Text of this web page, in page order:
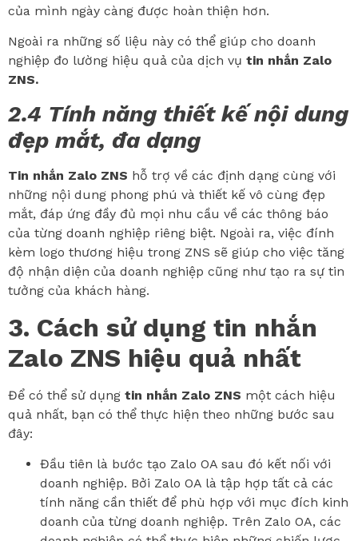
của mình ngày càng được hoàn thiện hơn.
Ngoài ra những số liệu này có thể giúp cho doanh
nghiệp đo lường hiệu quả của dịch vụ tin nhắn Zalo
ZNS.
2.4 Tính năng thiết kế nội dung
đẹp mắt, đa dạng
Tin nhắn Zalo ZNS hỗ trợ về các định dạng cùng với
những nội dung phong phú và thiết kế vô cùng đẹp
mắt, đáp ứng đầy đủ mọi nhu cầu về các thông báo
của từng doanh nghiệp riêng biệt. Ngoài ra, việc đính
kèm logo thương hiệu trong ZNS sẽ giúp cho việc tăng
độ nhận diện của doanh nghiệp cũng như tạo ra sự tin
tưởng của khách hàng.
3. Cách sử dụng tin nhắn
Zalo ZNS hiệu quả nhất
Để có thể sử dụng tin nhắn Zalo ZNS một cách hiệu
quả nhất, bạn có thể thực hiện theo những bước sau
đây:
Đầu tiên là bước tạo Zalo OA sau đó kết nối với
doanh nghiệp. Bởi Zalo OA là tập hợp tất cả các
tính năng cần thiết để phù hợp với mục đích kinh
doanh của từng doanh nghiệp. Trên Zalo OA, các